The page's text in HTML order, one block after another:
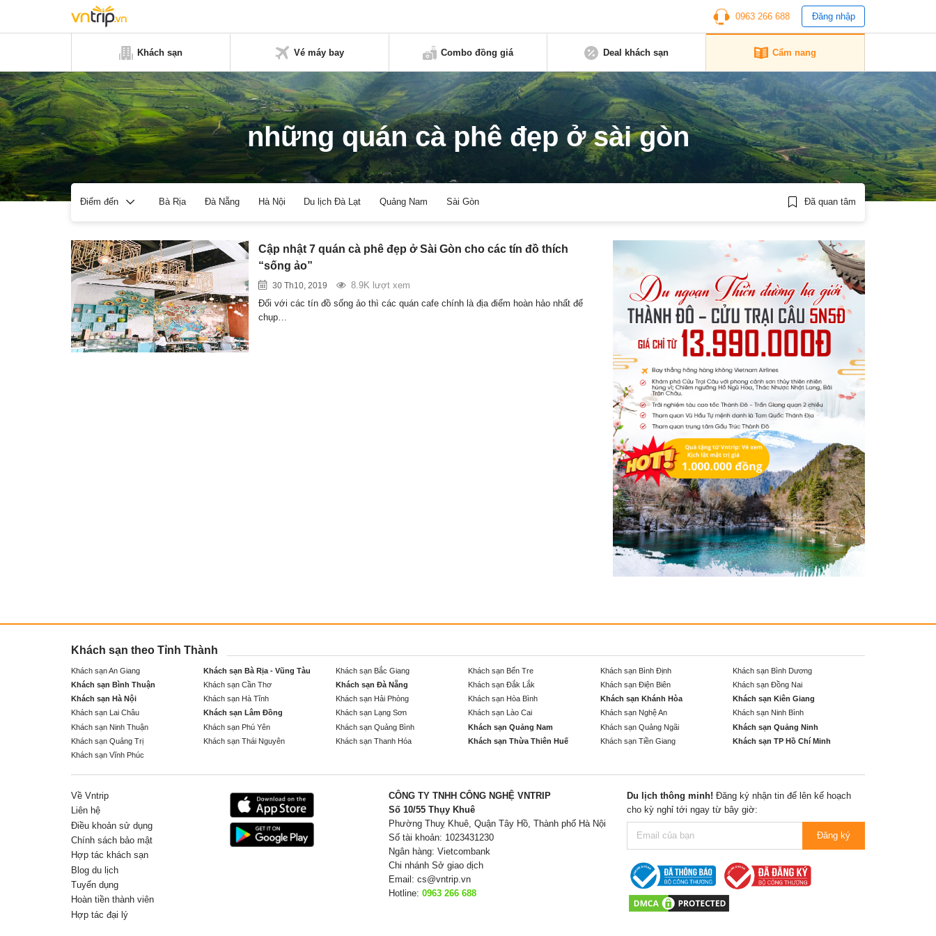
0963 266 688 Đăng nhập
Khách sạn Vé máy bay Combo đồng giá Deal khách sạn Cẩm nang
những quán cà phê đẹp ở sài gòn
Điểm đến Bà Rịa Đà Nẵng Hà Nội Du lịch Đà Lạt Quảng Nam Sài Gòn Đã quan tâm
Cập nhật 7 quán cà phê đẹp ở Sài Gòn cho các tín đồ thích
“sống ảo”
30 Th10, 2019
8.9K lượt xem
Đối với các tín đồ sống ảo thì các quán cafe chính là địa điểm hoàn hảo nhất để
chụp…
Khách sạn theo Tỉnh Thành
Khách sạn An Giang Khách sạn Bà Rịa - Vũng Tàu Khách sạn Bắc Giang Khách sạn Bến Tre Khách sạn Bình Định
Khách sạn Bình Dương
Khách sạn Bình Thuận
Khách sạn Cần Thơ Khách sạn Đà Nẵng Khách sạn Đắk Lắk Khách sạn Điện Biên
Khách sạn Đồng Nai
Khách sạn Hà Nội
Khách sạn Hà Tĩnh Khách sạn Hải Phòng Khách sạn Hòa Bình Khách sạn Khánh Hòa
Khách sạn Kiên Giang
Khách sạn Lai Châu
Khách sạn Lâm Đồng Khách sạn Lạng Sơn Khách sạn Lào Cai Khách sạn Nghệ An
Khách sạn Ninh Bình
Khách sạn Ninh Thuận
Khách sạn Phú Yên Khách sạn Quảng Bình Khách sạn Quảng Nam Khách sạn Quảng Ngãi
Khách sạn Quảng Ninh
Khách sạn Quảng Trị
Khách sạn Thái Nguyên Khách sạn Thanh Hóa Khách sạn Thừa Thiên Huế Khách sạn Tiền Giang
Khách sạn TP Hồ Chí Minh
Khách sạn Vĩnh Phúc
Về Vntrip
Liên hệ
Điều khoản sử dụng
Chính sách bảo mật
Hợp tác khách sạn
Blog du lịch
Tuyển dụng
Hoàn tiền thành viên
Hợp tác đại lý
CÔNG TY TNHH CÔNG NGHỆ VNTRIP
Số 10/55 Thụy Khuê
Phường Thuỵ Khuê, Quận Tây Hồ, Thành phố Hà Nội
Số tài khoản: 1023431230
Ngân hàng: Vietcombank
Chi nhánh Sở giao dịch
Email: cs@vntrip.vn
Hotline: 0963 266 688
Du lịch thông minh! Đăng ký nhận tin để lên kế hoạch
cho kỳ nghỉ tới ngay từ bây giờ:
Đăng ký